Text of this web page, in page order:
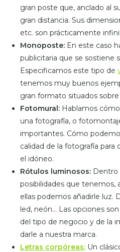
gran poste que, anclado al
gran distancia. Sus
etc. son prácticamente
Monoposte: En este caso
publicitaria que se sostiene
Especificamos este tipo de
tenemos muy buenos
gran formato situados
Fotomural: Hablamos
una fotografía, o
importantes. Cómo
calidad de la fotografía para
el idóneo.
Rótulos luminosos: Dentro
posibilidades que tenemos,
ellas podemos añadirle luz.
led, neón… Las opciones
del tipo de negocio y de la
darle a nuestra marca.
Letras corpóreas: Un